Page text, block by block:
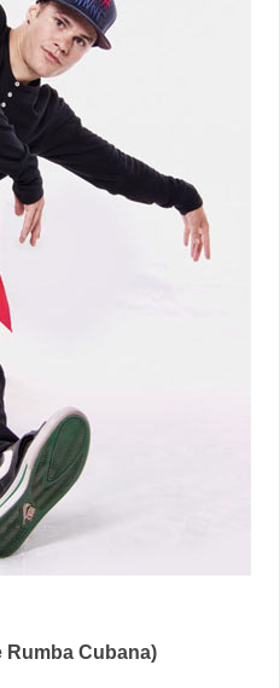
Rumba Cubana)